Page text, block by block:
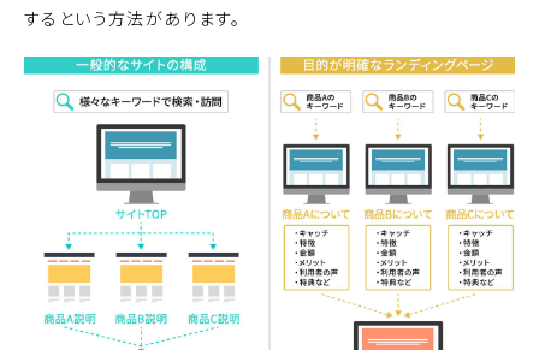
するという方法があります。